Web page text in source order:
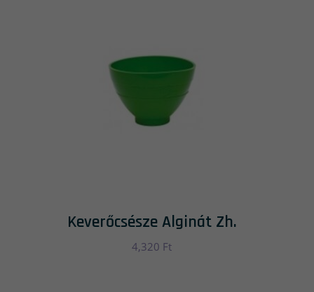
Keverőcsésze Alginát Zh.
4,320 Ft